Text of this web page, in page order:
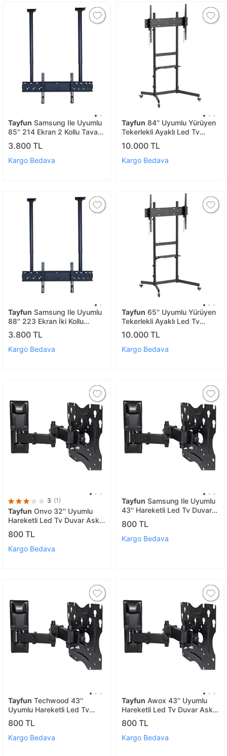
Tayfun Samsung Ile Uyumlu
85'' 214 Ekran 2 Kollu Tavan
Askı Aparatı
3.800 TL
Kargo Bedava
Tayfun 84'' Uyumlu Yürüyen
Tekerlekli Ayaklı Led Tv
Monitör Standı
10.000 TL
Kargo Bedava
Tayfun Samsung Ile Uyumlu
88'' 223 Ekran İki Kollu
Tavan Askı Aparatı
3.800 TL
Kargo Bedava
Tayfun 65'' Uyumlu Yürüyen
Tekerlekli Ayaklı Led Tv
Monitör Standı
10.000 TL
Kargo Bedava
3 (1)
Tayfun Onvo 32'' Uyumlu
Hareketli Led Tv Duvar Askı
Aparatı
800 TL
Kargo Bedava
Tayfun Samsung Ile Uyumlu
43'' Hareketli Led Tv Duvar
Askı Aparatı
800 TL
Kargo Bedava
Tayfun Techwood 43''
Uyumlu Hareketli Led Tv
Duvar Askı Aparatı
800 TL
Kargo Bedava
Tayfun Awox 43'' Uyumlu
Hareketli Led Tv Duvar Askı
Aparatı
800 TL
Kargo Bedava